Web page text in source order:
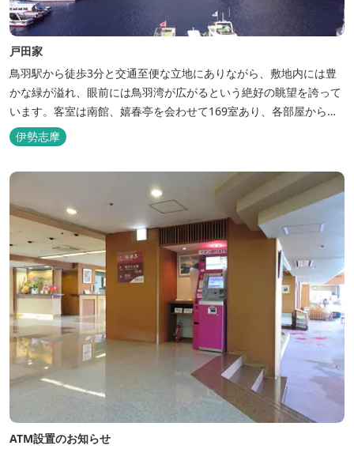
戸田家
鳥羽駅から徒歩3分と交通至便な立地にありながら、敷地内には豊
かな緑が溢れ、眼前には鳥羽湾が広がるという絶好の眺望を誇って
います。客室は南館、嬉春亭を会わせて169室あり、各部屋からの
景観の美しさも格別。伊勢湾で揚がった海の幸を使った会席料理も
自慢です。 旅の疲れを癒すには、男女あわせて13湯と足湯2湯の
湯巡りは最高です。野趣溢れる野天風呂、ゆったりとつくろげる大
伊勢志摩
ATM設置のお知らせ